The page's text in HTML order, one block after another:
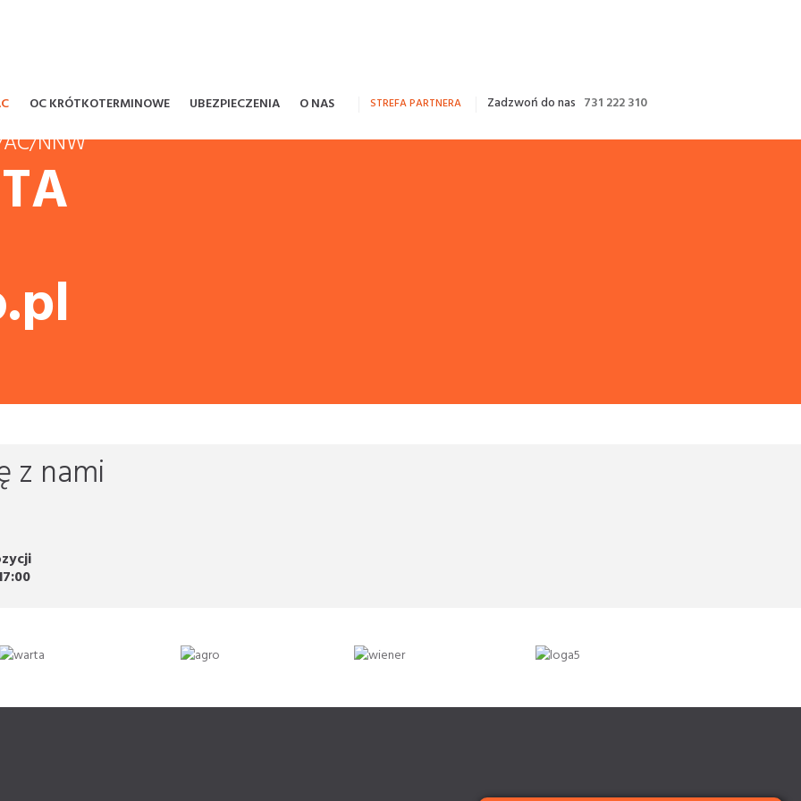
OC KRÓTKOTERMINOWE UBEZPIECZENIA O NAS Zadzwoń do nas 731 222 310
STREFA PARTNERA
NNW
z nami